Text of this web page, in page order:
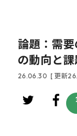
論題：需
の動向と課
26.06.30 [ 更新